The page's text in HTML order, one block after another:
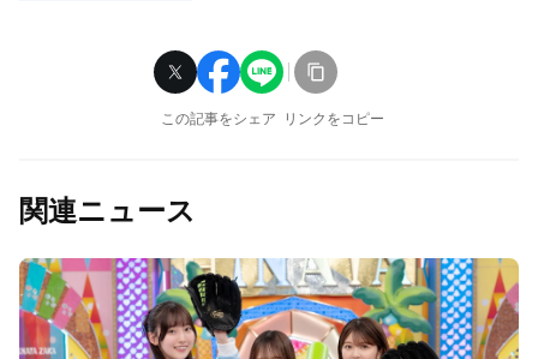
この記事をシェア リンクをコピー
関連ニュース